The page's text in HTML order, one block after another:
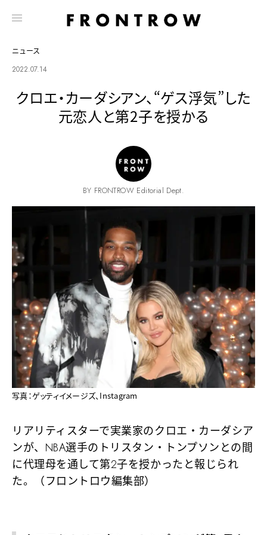
ニュース
2022.07.14
クロエ・カーダシアン、“ゲス浮気”した
元恋人と第2子を授かる
BY FRONTROW Editorial Dept.
写真：ゲッティイメージズ、Instagram
リアリティスターで実業家のクロエ・カーダシア
ンが、NBA選手のトリスタン・トンプソンとの間
に代理母を通して第2子を授かったと報じられ
た。（フロントロウ編集部）